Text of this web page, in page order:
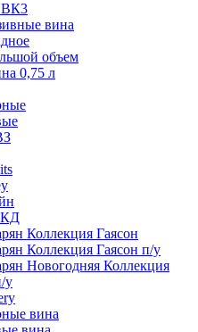
ВК3
вина
объем
0,75 л
Коллекция Гаясон
Коллекция Гаясон п/у
Новогодняя Коллекция
у
вина